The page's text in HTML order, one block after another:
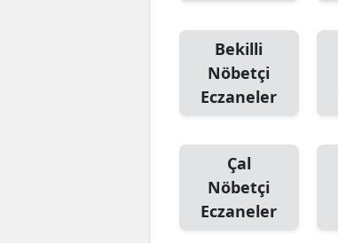
Bekilli
Nöbetçi
Eczaneler
Çal
Nöbetçi
Eczaneler